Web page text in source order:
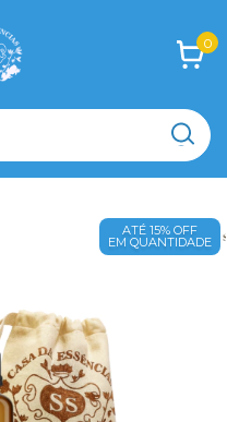
0
ATÉ 15% OFF
EM QUANTIDADE